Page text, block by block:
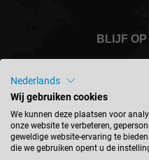
BLIJF
Nederlands
Wij gebruiken cookies
We kunnen deze plaatsen voor
onze website te verbeteren,
geweldige website-ervaring te
die we gebruiken opent u de